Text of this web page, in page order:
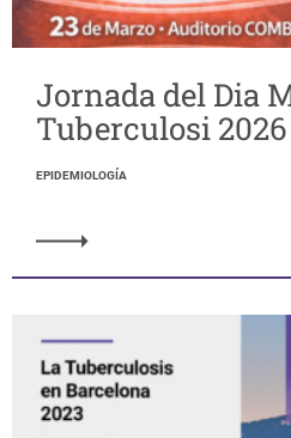
Jornada del Dia
Tuberculosi 2026
EPIDEMIOLOGÍA